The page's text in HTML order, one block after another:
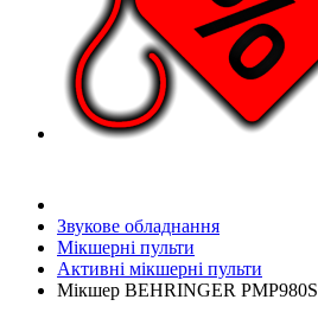
Звукове обладнання
Мікшерні пульти
Активні мікшерні пульти
Мікшер BEHRINGER PMP980S